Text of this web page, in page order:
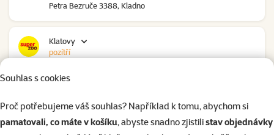
Souhlas s cookies
Proč potřebujeme váš souhlas? Například k tomu, abychom si
pamatovali, co máte v košíku, abyste snadno zjistilistav objednávky
Petra Bezruče 3388, Kladno
Klatovy
pozítří
Polepská 979, Kolín
do 2 hodin